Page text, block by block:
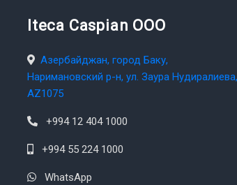
Iteca Caspian OOO
Азербайджан, город Баку,
Наримановский р-н, ул. Заура
AZ1075
+994 12 404 1000
+994 55 224 1000
WhatsApp